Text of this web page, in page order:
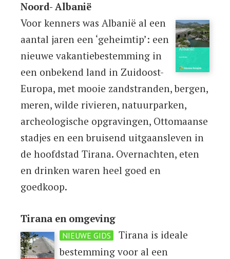
Noord- Albanië
Voor kenners was Albanië al een
aantal jaren een ‘geheimtip’: een
nieuwe vakantiebestemming in
een onbekend land in Zuidoost-
Europa, met mooie zandstranden, bergen,
meren, wilde rivieren, natuurparken,
archeologische opgravingen, Ottomaanse
stadjes en een bruisend uitgaansleven in
de hoofdstad Tirana. Overnachten, eten
en drinken waren heel goed en
goedkoop.
Tirana en omgeving
NIEUWE GIDS
Tirana is ideale
bestemming voor al een